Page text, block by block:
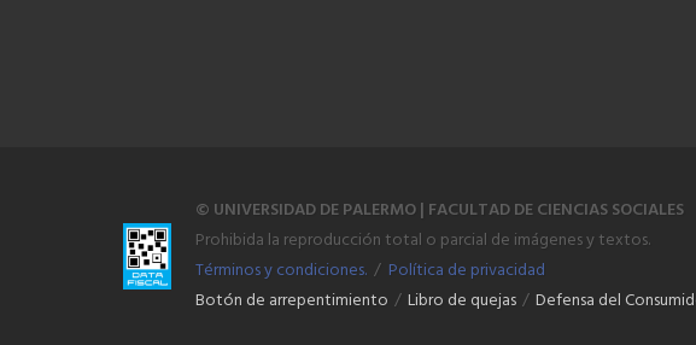
© UNIVERSIDAD DE PALERMO | FACULTAD DE CIENCIAS SOCIALES
Prohibida la reproducción total o parcial de imágenes y textos.
Términos y condiciones. / Política de privacidad
Botón de arrepentimiento / Libro de quejas / Defensa del